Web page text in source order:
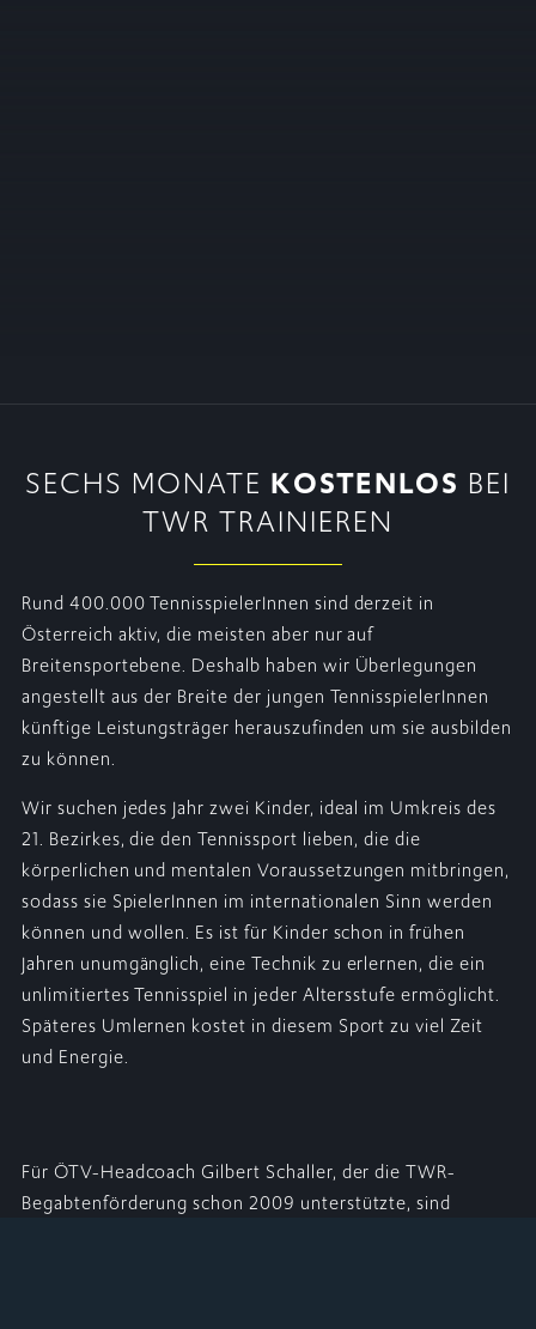
SECHS MONATE KOSTENLOS BEI
TWR TRAINIEREN
Rund 400.000 TennisspielerInnen sind derzeit in
Österreich aktiv, die meisten aber nur auf
Breitensportebene. Deshalb haben wir Überlegungen
angestellt aus der Breite der jungen TennisspielerInnen
künftige Leistungsträger herauszufinden um sie ausbilden
zu können.
Wir suchen jedes Jahr zwei Kinder, ideal im Umkreis des
21. Bezirkes, die den Tennissport lieben, die die
körperlichen und mentalen Voraussetzungen mitbringen,
sodass sie SpielerInnen im internationalen Sinn werden
können und wollen. Es ist für Kinder schon in frühen
Jahren unumgänglich, eine Technik zu erlernen, die ein
unlimitiertes Tennisspiel in jeder Altersstufe ermöglicht.
Späteres Umlernen kostet in diesem Sport zu viel Zeit
und Energie.
Für ÖTV-Headcoach Gilbert Schaller, der die TWR-
Begabtenförderung schon 2009 unterstützte, sind